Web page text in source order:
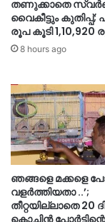
തണുക്കാതെ
വൈകീട്ടും കുതിപ്പ്;
രൂപ കൂടി 1,10,920
8 hours ago
ഞങ്ങളെ മക്കളെ
വളർത്തിയതാ ..’;
തീറ്റയില്ലാതെ 20